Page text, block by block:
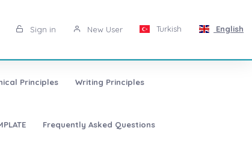
Sign in New User Turkish English
Principles Writing Principles
Frequently Asked Questions